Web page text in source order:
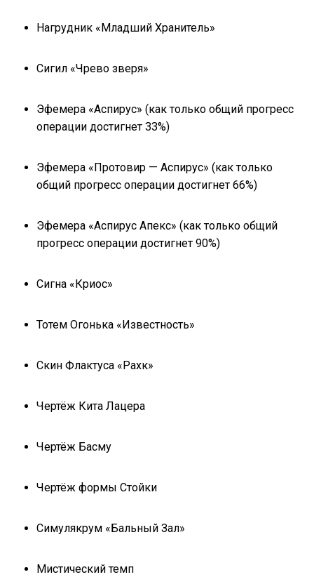
Нагрудник «Младший Хранитель»
Сигил «Чрево зверя»
Эфемера «Аспирус» (как только общий прогресс
операции достигнет 33%)
Эфемера «Протовир — Аспирус» (как только
общий прогресс операции достигнет 66%)
Эфемера «Аспирус Апекс» (как только общий
прогресс операции достигнет 90%)
Сигна «Криос»
Тотем Огонька «Известность»
Скин Флактуса «Рахк»
Чертёж Кита Лацера
Чертёж Басму
Чертёж формы Стойки
Симулякрум «Бальный Зал»
Мистический темп